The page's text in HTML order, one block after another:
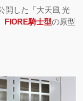
開した「大天風 光
FIORE騎士型の原型